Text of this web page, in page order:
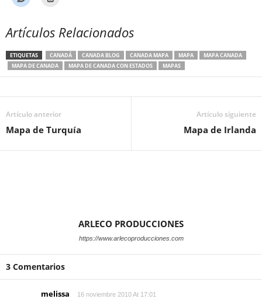
Artículos Relacionados
ETIQUETAS CANADÁ CANADA BLOG CANADA MAPA MAPA
MAPA CANADA
MAPA DE CANADA
MAPA DE CANADA CON ESTADOS MAPAS
Artículo anterior
Mapa de Turquía
Artículo siguiente
Mapa de Irlanda
ARLECO PRODUCCIONES
https://www.arlecoproducciones.com
3 Comentarios
melissa 16 noviembre 2010 At 17:01